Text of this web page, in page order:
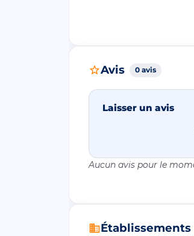
Avis 0 avis
Laisser un avis
Aucun avis pour le